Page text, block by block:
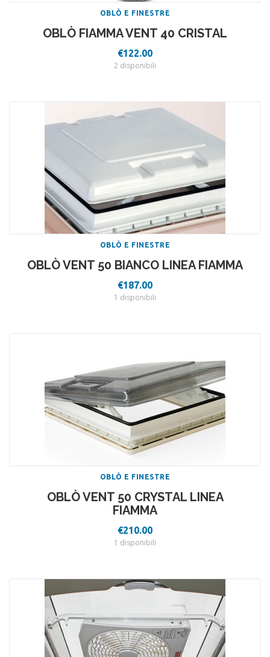
OBLÒ E FINESTRE
OBLÒ FIAMMA VENT 40 CRISTAL
€122.00
2 disponibili
OBLÒ E FINESTRE
OBLÒ VENT 50 BIANCO LINEA FIAMMA
€187.00
1 disponibili
OBLÒ E FINESTRE
OBLÒ VENT 50 CRYSTAL LINEA
FIAMMA
€210.00
1 disponibili